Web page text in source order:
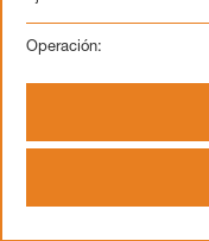
Operación: